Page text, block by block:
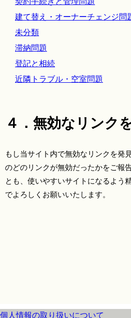
建て替え・オーナーチェンジ問
未分類
滞納問題
登記と相続
近隣トラブル・空室問題
４．無効なリンク
もし当サイト内で無効なリンクを発
のどのリンクが無効だったかをご報
とも、使いやすいサイトになるよう
でよろしくお願いいたします。
個人情報の取り扱いについて